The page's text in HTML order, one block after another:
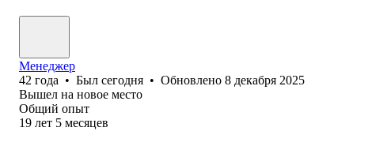
Менеджер
42 года • Был сегодня • Обновлено 8 декабря 2025
Вышел на новое место
Общий опыт
19 лет 5 месяцев